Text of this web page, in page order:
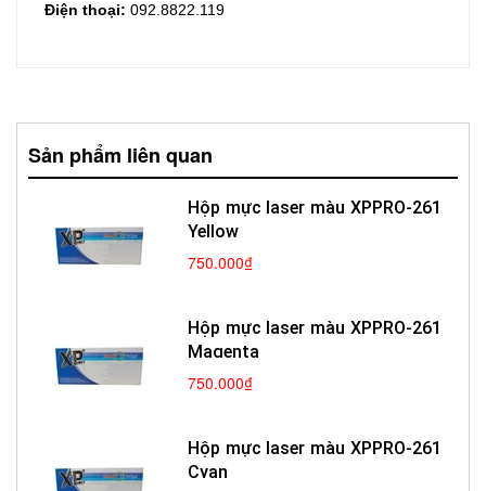
Điện thoại: 092.8822.119
Sản phẩm liên quan
Hộp mực laser màu XPPRO-261
Yellow
750.000₫
Hộp mực laser màu XPPRO-261
Magenta
750.000₫
Hộp mực laser màu XPPRO-261
Cyan